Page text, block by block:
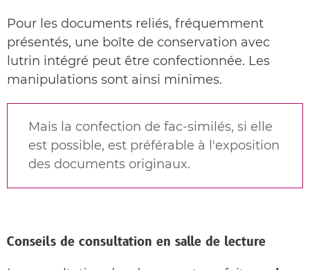
Pour les documents reliés, fréquemment
présentés, une boîte de conservation avec
lutrin intégré peut être confectionnée. Les
manipulations sont ainsi minimes.
Mais la confection de fac-similés, si elle
est possible, est préférable à l'exposition
des documents originaux.
Conseils de consultation en salle de lecture